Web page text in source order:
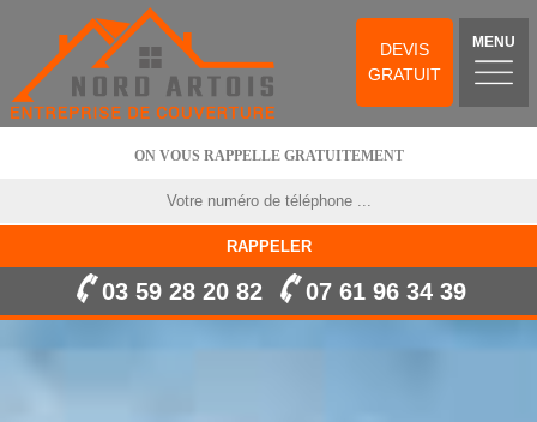
DEVIS
GRATUIT
MENU
ON VOUS RAPPELLE GRATUITEMENT
03 59 28 20 82 07 61 96 34 39